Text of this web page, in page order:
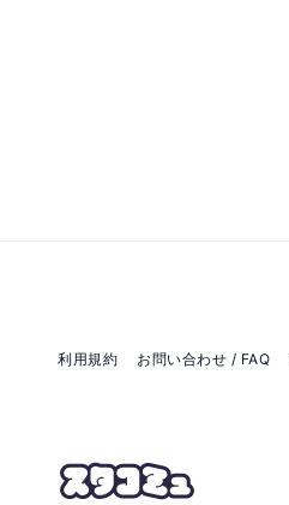
利用規約 お問い合わせ / FAQ